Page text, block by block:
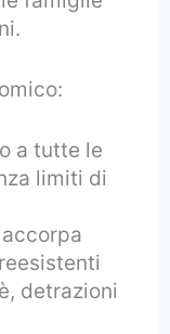
a tutte le
limiti di
detrazioni